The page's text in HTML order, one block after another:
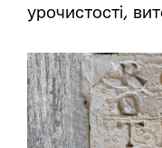
урочистості,